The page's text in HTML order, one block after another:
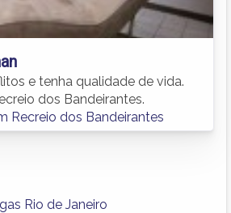
e tenha qualidade de vida.
dos Bandeirantes.
Recreio dos Bandeirantes
Rio de Janeiro